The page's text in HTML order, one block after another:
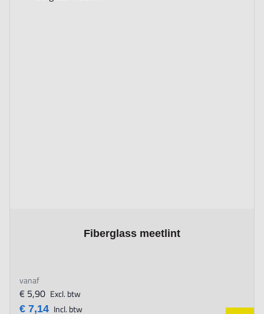
Fiberglass meetlint
The price depends on the options chosen on the product page
vanaf
€ 7,14 Incl. btw
€ 5,90 Excl. btw